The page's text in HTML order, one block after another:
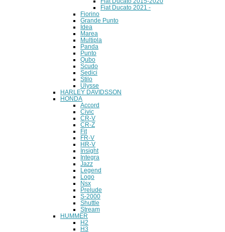
Fiat Ducato 2021 -
Fiorino
Grande Punto
Idea
Marea
Multipla
Panda
Punto
Qubo
Scudo
Sedici
Stilo
Ulysse
HARLEY DAVIDSSON
HONDA
Accord
Civic
CR-V
CR-Z
Fit
FR-V
HR-V
Insight
Integra
Jazz
Legend
Logo
Nsx
Prelude
S-2000
Shuttle
Stream
HUMMER
H2
H3